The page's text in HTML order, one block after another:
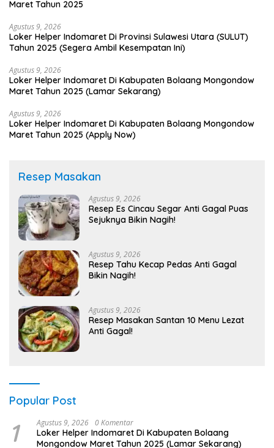
Maret Tahun 2025
Agustus 9, 2026
Loker Helper Indomaret Di Provinsi Sulawesi Utara (SULUT)
Tahun 2025 (Segera Ambil Kesempatan Ini)
Agustus 9, 2026
Loker Helper Indomaret Di Kabupaten Bolaang Mongondow
Maret Tahun 2025 (Lamar Sekarang)
Agustus 9, 2026
Loker Helper Indomaret Di Kabupaten Bolaang Mongondow
Maret Tahun 2025 (Apply Now)
Resep Masakan
Agustus 9, 2026
Resep Es Cincau Segar Anti Gagal Puas
Sejuknya Bikin Nagih!
Agustus 9, 2026
Resep Tahu Kecap Pedas Anti Gagal
Bikin Nagih!
Agustus 9, 2026
Resep Masakan Santan 10 Menu Lezat
Anti Gagal!
Popular Post
1 Agustus 9, 2026 0 Komentar
Loker Helper Indomaret Di Kabupaten Bolaang
Mongondow Maret Tahun 2025 (Lamar Sekarang)